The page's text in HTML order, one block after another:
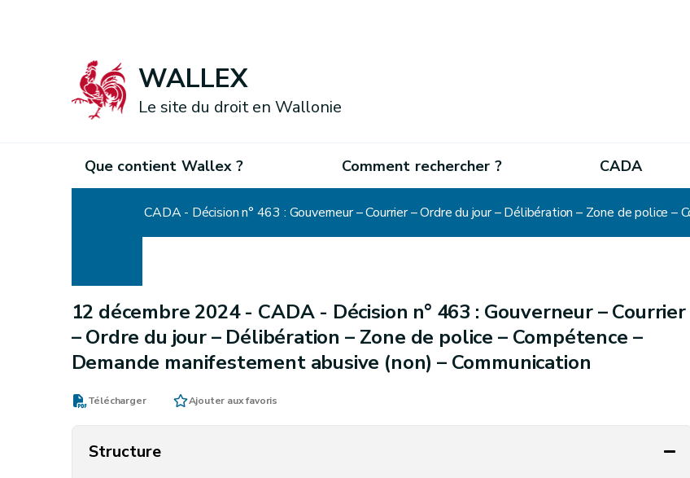
WALLEX
Le site du droit en Wallonie
Que contient Wallex ? Comment rechercher ? CADA
12 décembre 2024 - CADA - Décision n° 463 : Gouverneur – Courrier
– Ordre du jour – Délibération – Zone de police – Compétence –
Demande manifestement abusive (non) – Communication
Télécharger Ajouter aux favoris
Structure